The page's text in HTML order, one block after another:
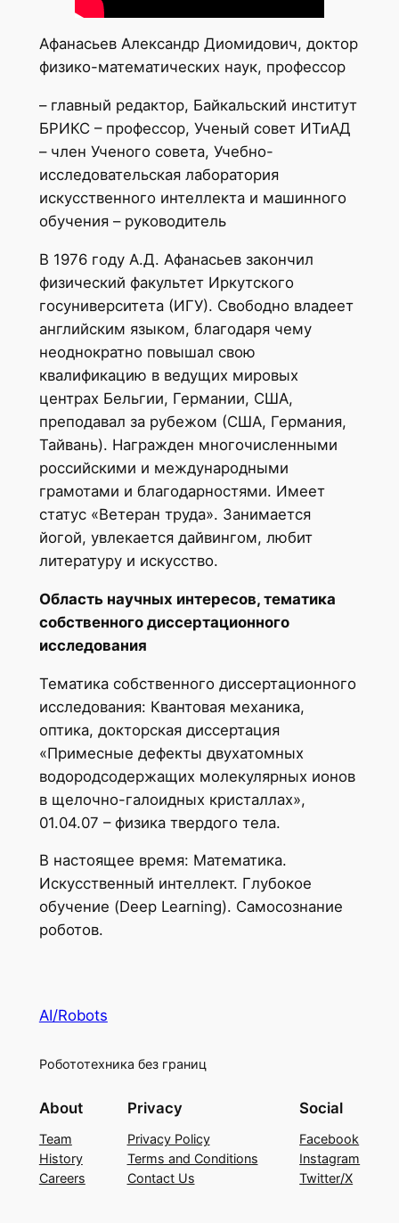
Афанасьев Александр Диомидович, доктор
физико-математических наук, профессор
– главный редактор, Байкальский институт
БРИКС – профессор, Ученый совет ИТиАД
– член Ученого совета, Учебно-
исследовательская лаборатория
искусственного интеллекта и машинного
обучения – руководитель
В 1976 году А.Д. Афанасьев закончил
физический факультет Иркутского
госуниверситета (ИГУ). Свободно владеет
английским языком, благодаря чему
неоднократно повышал свою
квалификацию в ведущих мировых
центрах Бельгии, Германии, США,
преподавал за рубежом (США, Германия,
Тайвань). Награжден многочисленными
российскими и международными
грамотами и благодарностями. Имеет
статус «Ветеран труда». Занимается
йогой, увлекается дайвингом, любит
литературу и искусство.
Область научных интересов, тематика
собственного диссертационного
исследования
Тематика собственного диссертационного
исследования: Квантовая механика,
оптика, докторская диссертация
«Примесные дефекты двухатомных
водородсодержащих молекулярных ионов
в щелочно-галоидных кристаллах»,
01.04.07 – физика твердого тела.
В настоящее время: Математика.
Искусственный интеллект. Глубокое
обучение (Deep Learning). Самосознание
роботов.
AI/Robots
Робототехника без границ
About
Team
History
Careers
Privacy
Privacy Policy
Terms and Conditions
Contact Us
Social
Facebook
Instagram
Twitter/X